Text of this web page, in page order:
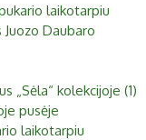
7 8
21 22
23
28 29
laikotarpiu
Daubaro
„Sėla“ kolekcijoje (1)
pusėje
laikotarpiu